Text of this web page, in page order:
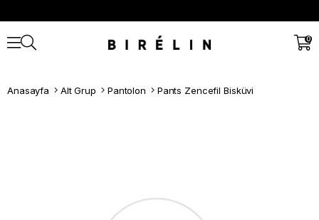
0
Anasayfa Alt Grup Pantolon Pants Zencefil Bisküvi